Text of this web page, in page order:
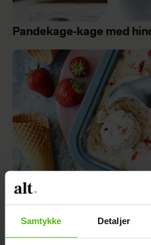
Samtykke Detaljer
Pandekage-kage med
Marmoreret vanilje-